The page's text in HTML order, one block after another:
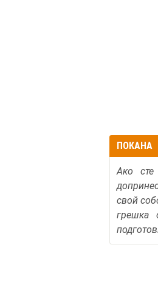
ПОКАНА
Ако сте
свой
грешка